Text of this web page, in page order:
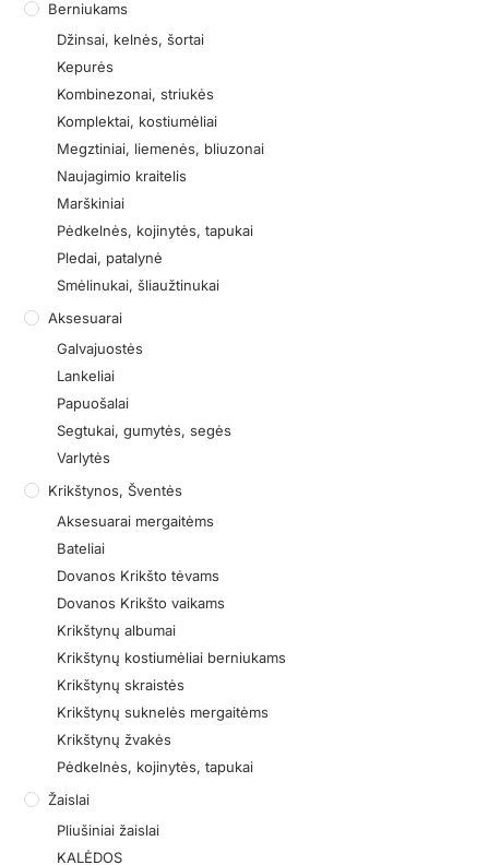
Berniukams
Džinsai, kelnės, šortai
Kepurės
Kombinezonai, striukės
Komplektai, kostiumėliai
Megztiniai, liemenės, bliuzonai
Naujagimio kraitelis
Marškiniai
Pėdkelnės, kojinytės, tapukai
Pledai, patalynė
Smėlinukai, šliaužtinukai
Aksesuarai
Galvajuostės
Lankeliai
Papuošalai
Segtukai, gumytės, segės
Varlytės
Krikštynos, Šventės
Aksesuarai mergaitėms
Bateliai
Dovanos Krikšto tėvams
Dovanos Krikšto vaikams
Krikštynų albumai
Krikštynų kostiumėliai berniukams
Krikštynų skraistės
Krikštynų suknelės mergaitėms
Krikštynų žvakės
Pėdkelnės, kojinytės, tapukai
Žaislai
Pliušiniai žaislai
KALĖDOS